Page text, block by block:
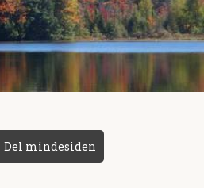
Del mindesiden